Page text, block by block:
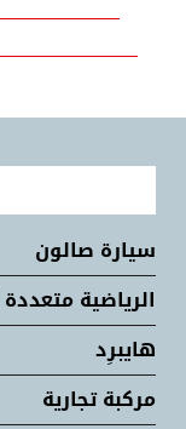
سيارة صالون
الرياضية
هايبرِد
مركبة تجارية